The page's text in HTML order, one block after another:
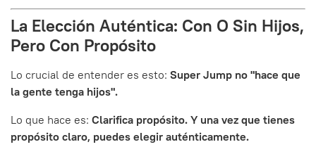
La Elección Auténtica: Con O Sin Hijos,
Pero Con Propósito
Lo crucial de entender es esto: Super Jump no "hace que
la gente tenga hijos".
Lo que hace es: Clarifica propósito. Y una vez que tienes
propósito claro, puedes elegir auténticamente.